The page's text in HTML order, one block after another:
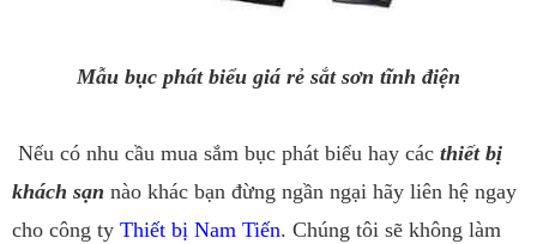
Mẫu bục phát biểu giá rẻ sắt sơn tĩnh điện
Nếu có nhu cầu mua sắm bục phát biểu hay các thiết bị
khách sạn nào khác bạn đừng ngần ngại hãy liên hệ ngay
cho công ty Thiết bị Nam Tiến. Chúng tôi sẽ không làm